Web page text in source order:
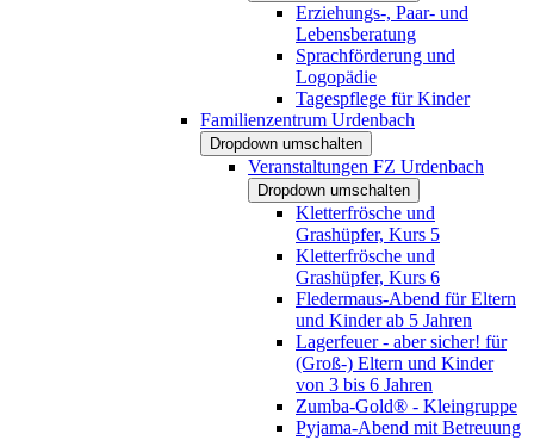
Erziehungs-, Paar- und
Lebensberatung
Sprachförderung und
Logopädie
Tagespflege für Kinder
Familienzentrum Urdenbach
Dropdown umschalten
Veranstaltungen FZ Urdenbach
Dropdown umschalten
Kletterfrösche und
Grashüpfer, Kurs 5
Kletterfrösche und
Grashüpfer, Kurs 6
Fledermaus-Abend für Eltern
und Kinder ab 5 Jahren
Lagerfeuer - aber sicher! für
(Groß-) Eltern und Kinder
von 3 bis 6 Jahren
Zumba-Gold® - Kleingruppe
Pyjama-Abend mit Betreuung